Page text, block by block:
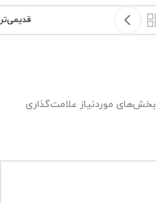
قدیمی‌تر
بخش‌های موردنیاز علامت‌گذاری